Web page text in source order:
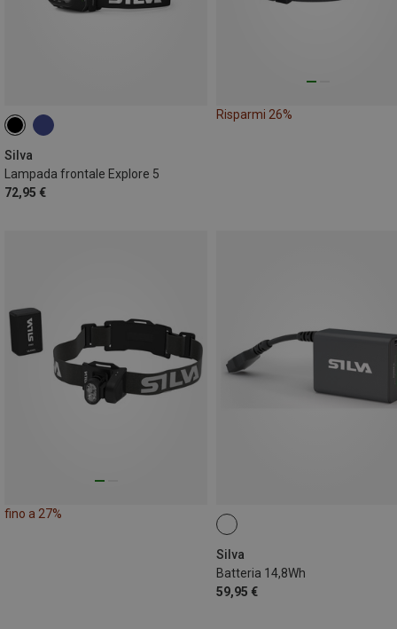
Silva
Lampada frontale Explore 5
72,95 €
Risparmi 26%
fino a 27%
Silva
Batteria 14,8Wh
59,95 €